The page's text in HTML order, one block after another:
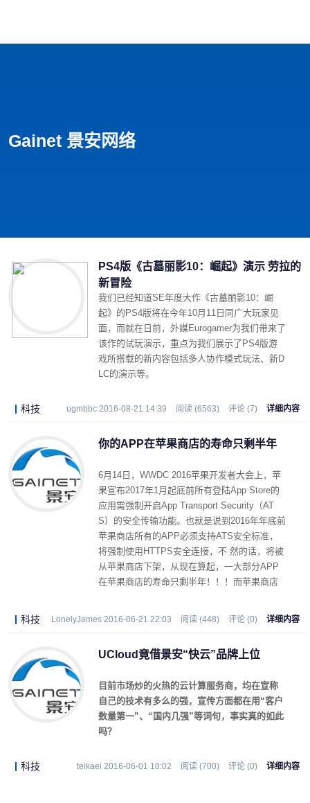
Gainet 景安网络
PS4版《古墓丽影10：崛起》演示 劳拉的
新冒险
我们已经知道SE年度大作《古墓丽影10：崛
起》的PS4版将在今年10月11日同广大玩家见
面，而就在日前，外媒Eurogamer为我们带来了
该作的试玩演示，重点为我们展示了PS4版游
戏所搭载的新内容包括多人协作模式玩法、新D
LC的演示等。
科技 ugmbbc 2016-08-21 14:39 阅读 (6563) 评论 (7) 详细内容
你的APP在苹果商店的寿命只剩半年
6月14日，WWDC 2016苹果开发者大会上，苹
果宣布2017年1月起底前所有登陆App Store的
应用需强制开启App Transport Security（AT
S）的安全传输功能。也就是说到2016年年底前
苹果商店所有的APP必须支持ATS安全标准，
将强制使用HTTPS安全连接，不 然的话，将被
从苹果商店下架，从现在算起，一大部分APP
在苹果商店的寿命只剩半年！！！而苹果商店
科技 LonelyJames 2016-06-21 22:03 阅读 (448) 评论 (0) 详细内容
UCloud竟借景安“快云”品牌上位
目前市场炒的火热的云计算服务商，均在宣称
自己的技术有多么的强，宣传方面都在用“客户
数量第一”、“国内几强”等词句，事实真的如此
吗？
科技 teikaei 2016-06-01 10:02 阅读 (700) 评论 (0) 详细内容